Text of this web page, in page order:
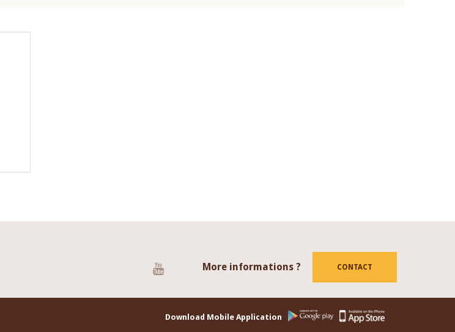
More informations ? CONTACT
Download Mobile Application